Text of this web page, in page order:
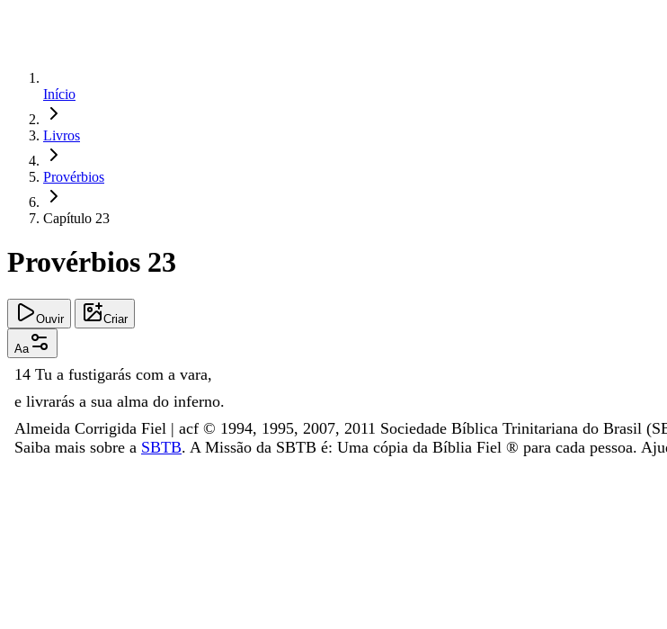
Início
Livros
Provérbios
Capítulo 23
Provérbios 23
Ouvir Criar
Aa
14 Tu a fustigarás com a vara,
e livrarás a sua alma do inferno.
Almeida Corrigida Fiel | acf ©️ 1994, 1995, 2007, 2011 Sociedade Bíblica Trinitariana do Brasil
Saiba mais sobre a SBTB. A Missão da SBTB é: Uma cópia da Bíblia Fiel ®️ para cada pessoa.